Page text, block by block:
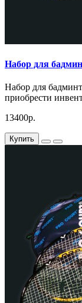
Набор для
Набор для
приобрести
13400р.
Купить